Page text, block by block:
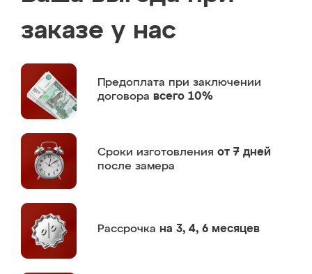
заказе у нас
Предоплата при заключении
договора всего 10%
Сроки изготовления от 7 дней
после замера
Рассрочка на 3, 4, 6 месяцев